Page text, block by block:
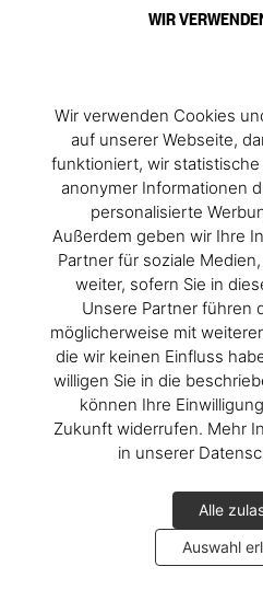
WIR
Wir verwenden Cookies
auf unserer Webseite,
funktioniert, wir
anonymer Informationen
personalisierte
Außerdem geben wir Ihre
Partner für soziale
weiter, sofern Sie in
Unsere Partner führen
möglicherweise mit
die wir keinen Einfluss
willigen Sie in die
können Ihre
Zukunft widerrufen. Mehr
in unserer
Alle
Auswahl